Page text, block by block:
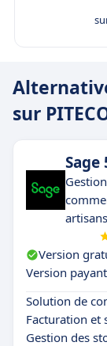
sur
Sage
artisans
Version
Version
Solution de
Facturation et
Gestion des